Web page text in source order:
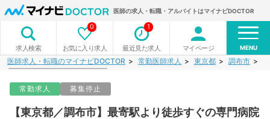
医師の求人・転職・アルバイトはマイナビDOCTOR
求人検索 お気に入り求人
0
最近見た求人
1
マイページ MENU
医師求人・転職のマイナビDOCTOR 常勤医師求人 東京都 調布市
常勤求人 募集停止
【東京都／調布市】最寄駅より徒歩すぐの専門病院